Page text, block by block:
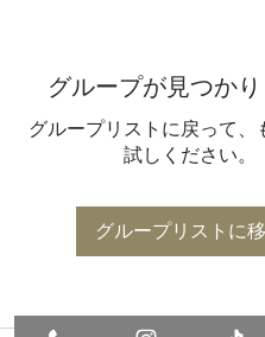
グループが見つか
グループリストに戻って、
試しください。
グループリストに